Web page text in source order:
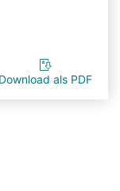
Download als PDF